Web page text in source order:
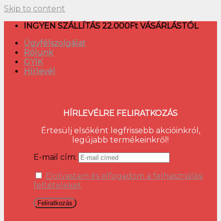
Skip to content
INGYEN SZÁLLÍTÁS 22.000Ft VÁSÁRLÁSTÓL
Ügyfélszolgálat
Rólunk
GYIK
Hírlevél
HÍRLEVÉLRE FELIRATKOZÁS
Értesülj elsőként legfrissebb akcióinkról,
legújabb termékeinkről!
E-mail cím:
Elolvastam és elfogadom a felhasználási
feltételeket